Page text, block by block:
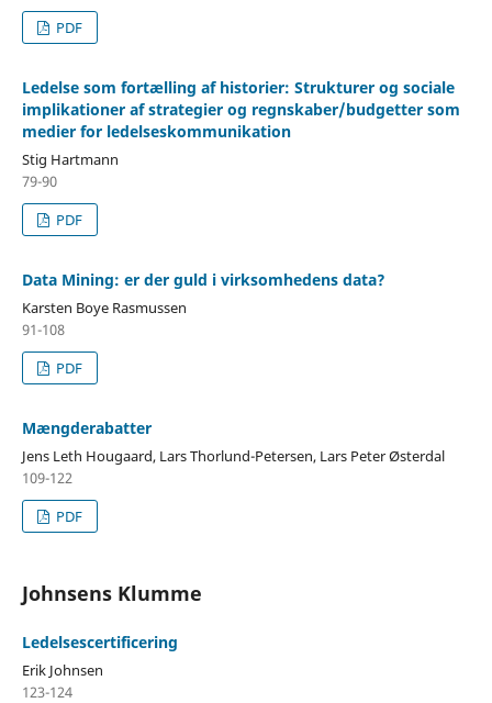
PDF
Ledelse som fortælling af historier: Strukturer og sociale
implikationer af strategier og regnskaber/budgetter som
medier for ledelseskommunikation
Stig Hartmann
79-90
PDF
Data Mining: er der guld i virksomhedens data?
Karsten Boye Rasmussen
91-108
PDF
Mængderabatter
Jens Leth Hougaard, Lars Thorlund-Petersen, Lars Peter Østerdal
109-122
PDF
Johnsens Klumme
Ledelsescertificering
Erik Johnsen
123-124